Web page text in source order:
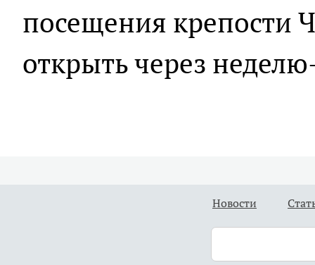
посещения крепости
открыть через
Новости